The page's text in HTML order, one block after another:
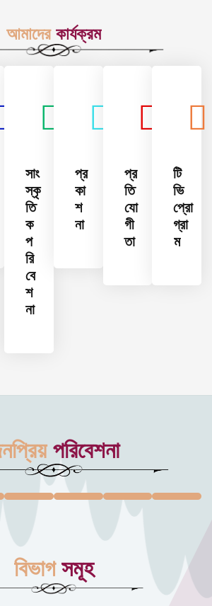
আমাদের কার্যক্রম
সাং
স্কৃ
তি
ক
প
রি
বে
শ
না
প্র
কা
শ
না
প্র
তি
যো
গী
তা
টি
ভি
প্রো
গ্রা
ম
পরিবেশনা
বিভাগ সমূহ